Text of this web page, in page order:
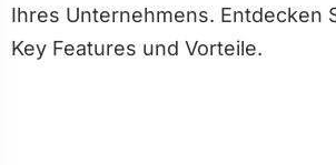
Ihres Unternehmens. Entdecken
Key Features und Vorteile.